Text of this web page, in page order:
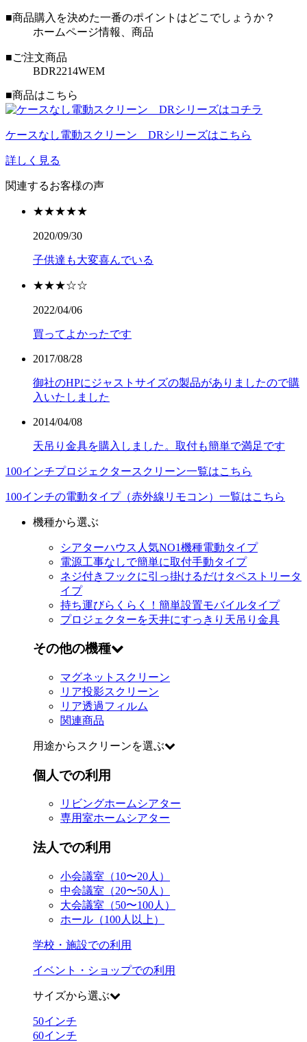
■商品購入を決めた一番のポイントはどこでしょうか？
ホームページ情報、商品
■ご注文商品
BDR2214WEM
■商品はこちら
ケースなし電動スクリーン DRシリーズはこちら
詳しく見る
関連するお客様の声
★★★★★
2020/09/30
子供達も大変喜んでいる
★★★☆☆
2022/04/06
買ってよかったです
2017/08/28
御社のHPにジャストサイズの製品がありましたので購
入いたしました
2014/04/08
天吊り金具を購入しました。取付も簡単で満足です
100インチプロジェクタースクリーン一覧はこちら
100インチの電動タイプ（赤外線リモコン）一覧はこちら
機種から選ぶ
シアターハウス人気NO1機種電動タイプ
電源工事なしで簡単に取付手動タイプ
ネジ付きフックに引っ掛けるだけタペストリータ
イプ
持ち運びらくらく！簡単設置モバイルタイプ
プロジェクターを天井にすっきり 天吊り金具
その他の機種
マグネットスクリーン
リア投影スクリーン
リア透過フィルム
関連商品
用途からスクリーンを選ぶ
個人での利用
リビングホームシアター
専用室ホームシアター
法人での利用
小会議室（10〜20人）
中会議室（20〜50人）
大会議室（50〜100人）
ホール（100人以上）
学校・施設での利用
イベント・ショップでの利用
サイズから選ぶ
50インチ
60インチ